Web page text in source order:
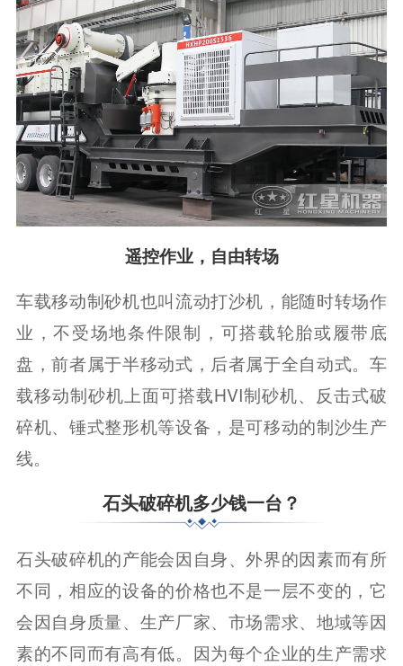
遥控作业，自由转场
车载移动制砂机也叫流动打沙机，能随时转场作
业，不受场地条件限制，可搭载轮胎或履带底
盘，前者属于半移动式，后者属于全自动式。车
载移动制砂机上面可搭载HVI制砂机、反击式破
碎机、锤式整形机等设备，是可移动的制沙生产
线。
石头破碎机多少钱一台？
石头破碎机的产能会因自身、外界的因素而有所
不同，相应的设备的价格也不是一层不变的，它
会因自身质量、生产厂家、市场需求、地域等因
素的不同而有高有低。因为每个企业的生产需求